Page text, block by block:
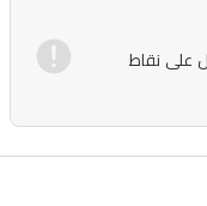
على نقاط